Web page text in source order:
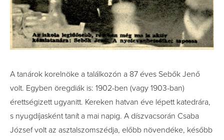
A tanárok korelnöke a találkozón a 87 éves Sebők Jenő
volt. Egyben öregdiák is: 1902-ben (vagy 1903-ban)
érettségizett ugyanitt. Kereken hatvan éve lépett katedrára,
s nyugdíjasként tanít a mai napig. A díszvacsorán Csaba
József volt az asztalszomszédja, előbb növendéke, később